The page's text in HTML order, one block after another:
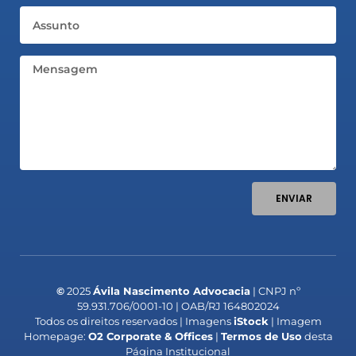
Mensagem
ENVIAR
©2025Ávila Nascimento Advocacia| CNPJ nº
59.931.706/0001-10 | OAB/RJ 164802024
Todos os direitos reservados | ImagensiStock | Imagem
Homepage: O2 Corporate & Offices| Termos de Uso desta
Página Institucional